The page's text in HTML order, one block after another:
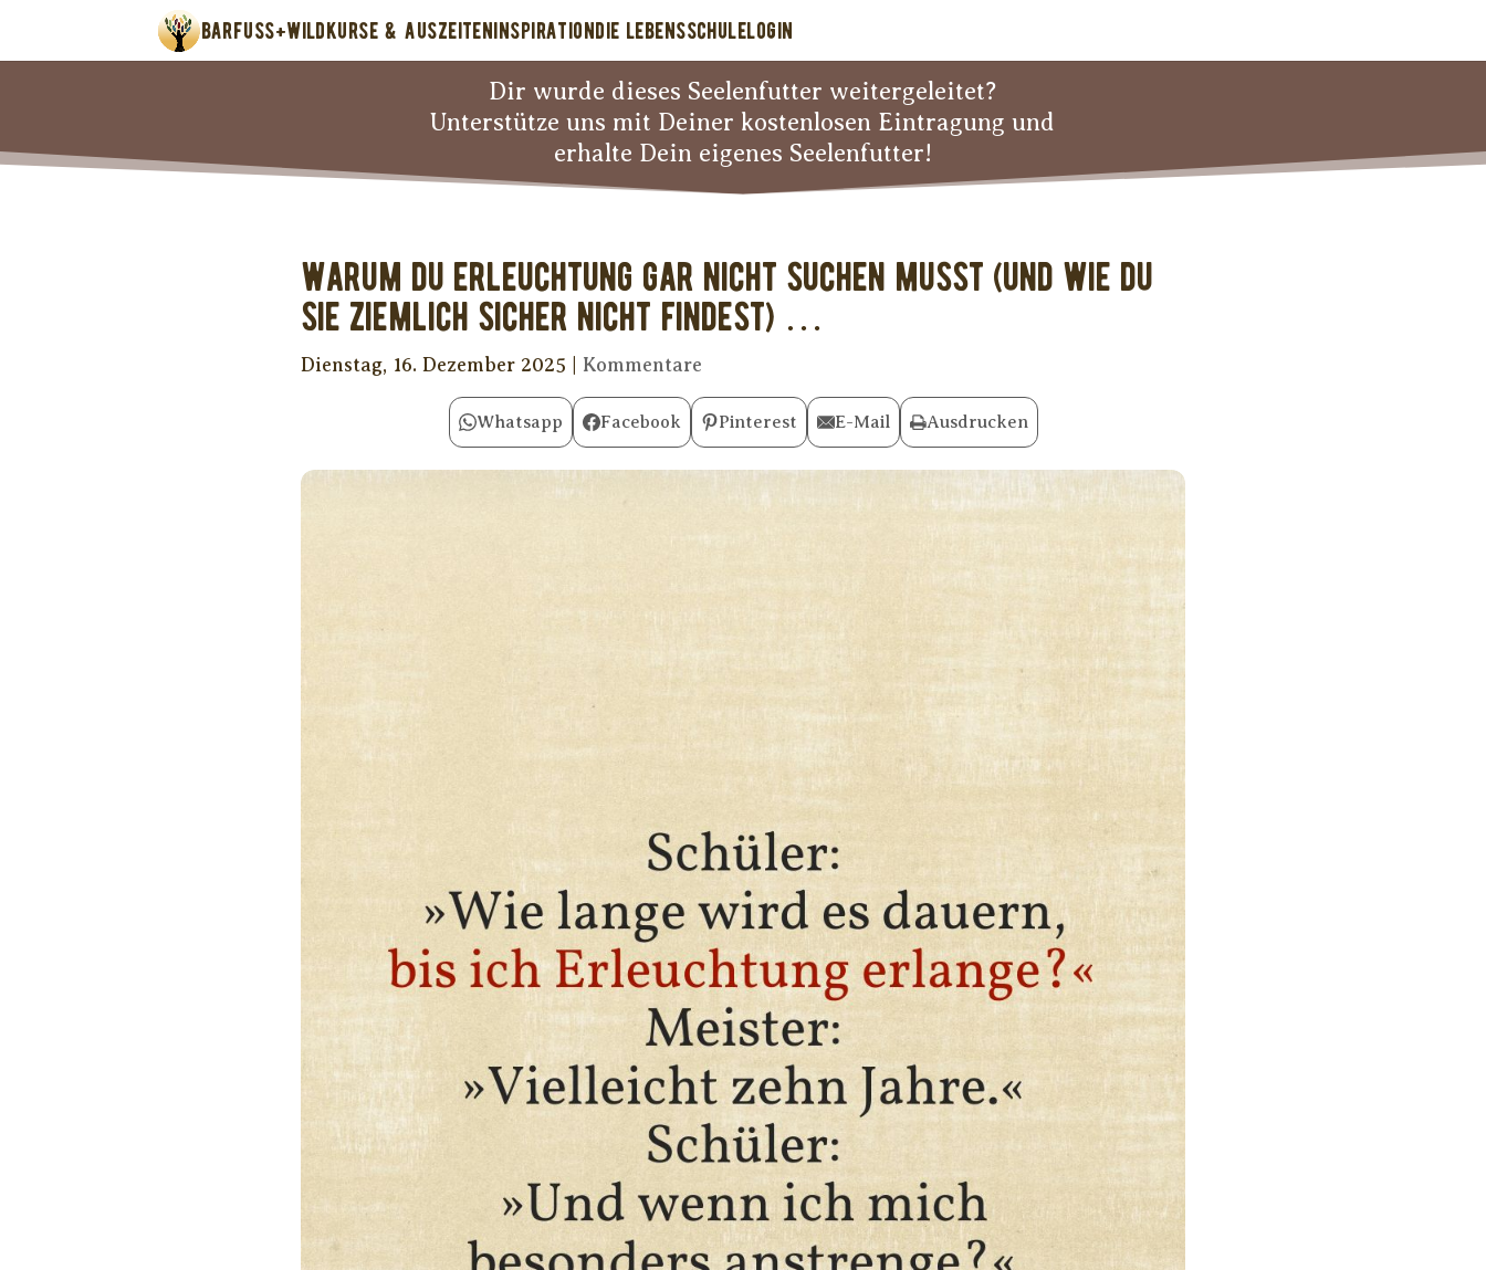
BARFUSS+WILDKURSE & AUSZEITENINSPIRATIONDIE LEBENSSCHULELOGIN
Dir wurde dieses Seelenfutter weitergeleitet?
Unterstütze uns mit Deiner kostenlosen Eintragung und
erhalte Dein eigenes Seelenfutter!
Warum Du Erleuchtung gar nicht suchen musst (und wie Du
sie ziemlich sicher nicht findest) …
Dienstag, 16. Dezember 2025 Kommentare
Whatsapp Facebook Pinterest E-Mail Ausdrucken